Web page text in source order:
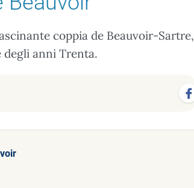
coppia de Beauvoir-Sartre,
degli anni Trenta.